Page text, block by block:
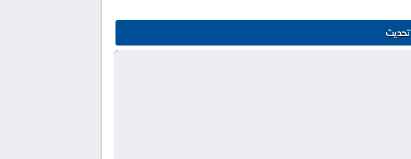
تحديث